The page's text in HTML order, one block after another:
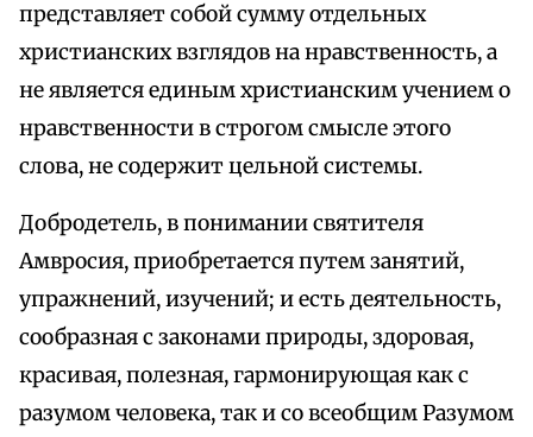
представляет собой сумму отдельных
христианских взглядов на нравственность, а
не является единым христианским учением о
нравственности в строгом смысле этого
слова, не содержит цельной системы.
Добродетель, в понимании святителя
Амвросия, приобретается путем занятий,
упражнений, изучений; и есть деятельность,
сообразная с законами природы, здоровая,
красивая, полезная, гармонирующая как с
разумом человека, так и со всеобщим Разумом